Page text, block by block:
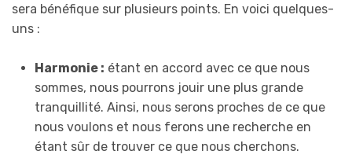
sera bénéfique sur plusieurs points. En voici quelques-
uns :
Harmonie : étant en accord avec ce que nous
sommes, nous pourrons jouir une plus grande
tranquillité. Ainsi, nous serons proches de ce que
nous voulons et nous ferons une recherche en
étant sûr de trouver ce que nous cherchons.